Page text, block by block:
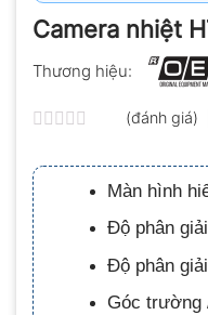
Camera nhiệt
Thương hiệu:
xếp
hạng
0.0
5
sao
(đánh giá)
Màn hình
Độ phân
Độ phân
Góc trường